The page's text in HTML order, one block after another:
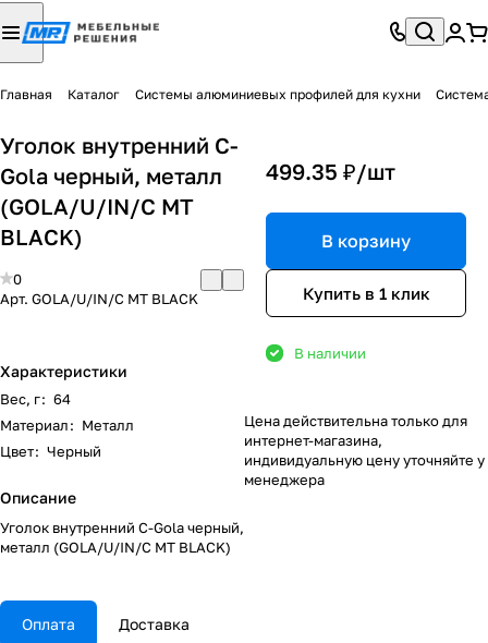
Главная Каталог Системы алюминиевых профилей для кухни
Уголок внутренний C-
Gola черный, металл
(GOLA/U/IN/C MT
BLACK)
0
Арт. GOLA/U/IN/C MT BLACK
Характеристики
Вес, г: 64
Материал: Металл
Цвет: Черный
Описание
Уголок внутренний C-Gola черный,
металл (GOLA/U/IN/C MT BLACK)
499.35 ₽/шт
В корзину
Купить в 1 клик
В наличии
Цена действительна только для
интернет-магазина,
индивидуальную цену уточняйте у
менеджера
Оплата Доставка